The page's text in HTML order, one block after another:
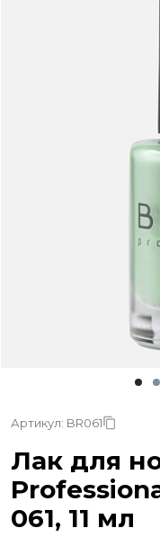
Артикул: BR061
Лак для
061, 11 мл